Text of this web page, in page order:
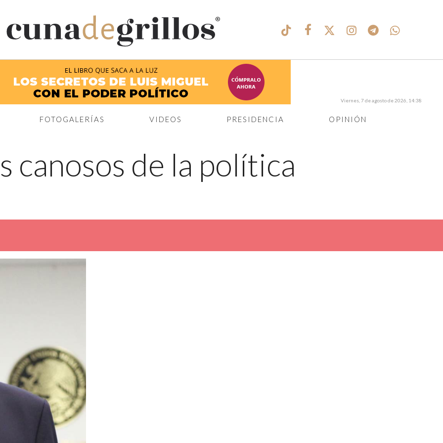
®
FOTOGALERÍAS VIDEOS PRESIDENCIA OPINIÓN
Viernes, 7 de agosto de 2026, 14:38
canosos de la política